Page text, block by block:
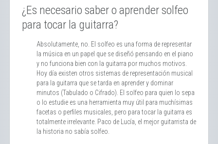
¿Es necesario saber o aprender solfeo
para tocar la guitarra?
Absolutamente, no. El solfeo es una forma de representar
la música en un papel que se diseñó pensando en el piano
y no funciona bien con la guitarra por muchos motivos.
Hoy día existen otros sistemas de representación musical
para la guitarra que se tarda en aprender y dominar
minutos (Tabulado o Cifrado). El solfeo para quien lo sepa
o lo estudie es una herramienta muy útil para muchísimas
facetas o perfiles musicales, pero para tocar la guitarra es
totalmente irrelevante. Paco de Lucía, el mejor guitarrista de
la historia no sabía solfeo.